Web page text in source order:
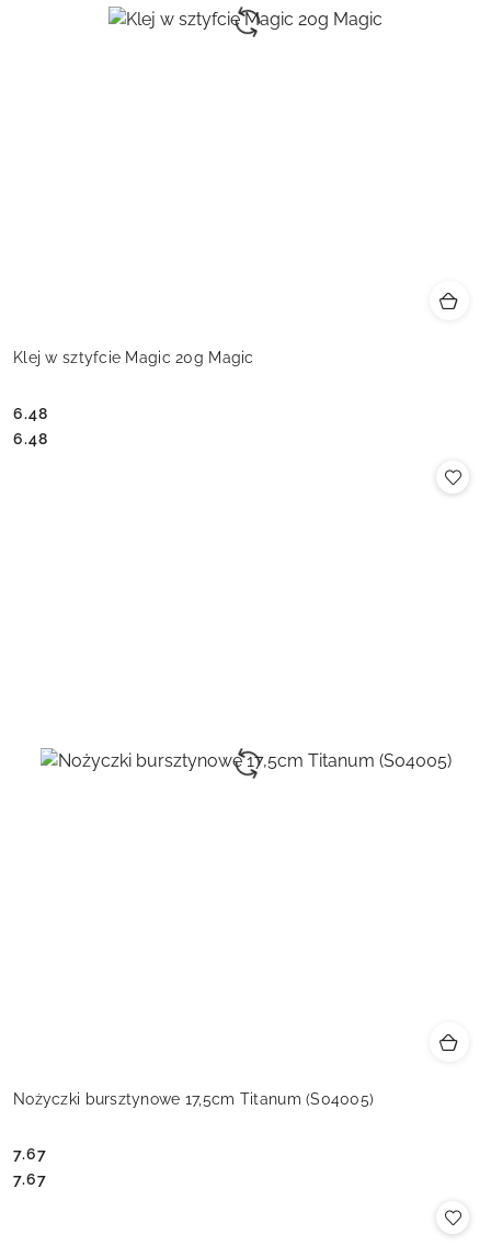
Klej w sztyfcie Magic 20g Magic
Cena:
6.48
Cena:
6.48
Nożyczki bursztynowe 17,5cm Titanum (S04005)
Cena:
7.67
Cena:
7.67